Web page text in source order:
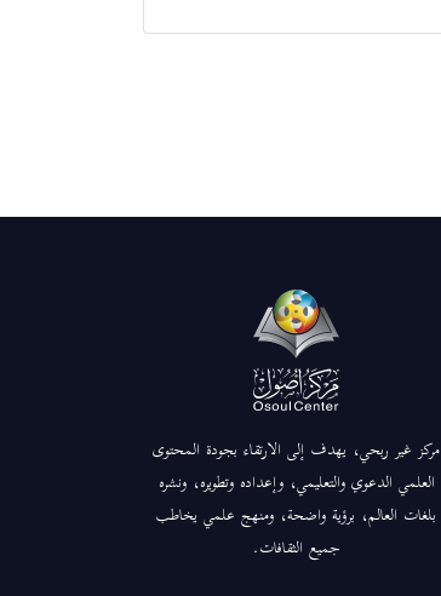
مركز غير ربحي، يهدف إلى الارتقاء بجودة المحتوى
العلمي الدعوي والتعليمي، وإعداده وتطويره، ونشره
بلغات العالم، برؤية واضحة، ومنهج علمي يخاطب
جميع الثقافات.